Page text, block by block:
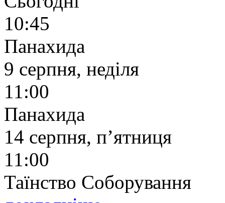
10:45
Панахида
9 серпня, неділя
11:00
Панахида
14 серпня, п’ятниця
11:00
Таїнство Соборування